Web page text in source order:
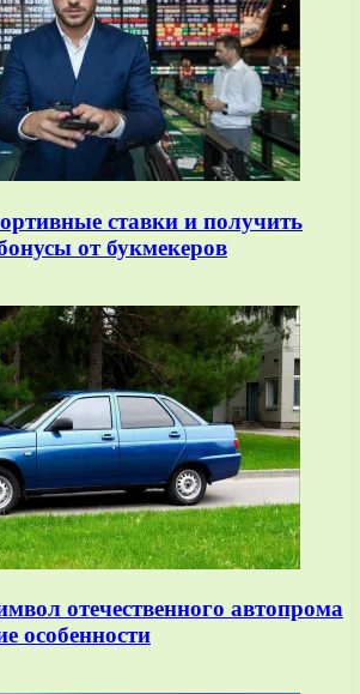
ставки и получить
от букмекеров
отечественного автопрома
особенности